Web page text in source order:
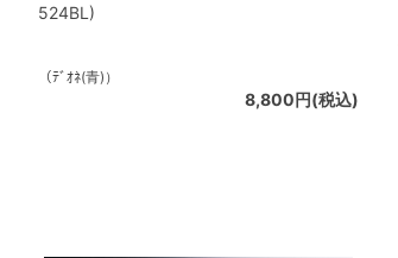
524BL)
（ﾃﾞｵﾈ(青)）
8,800円(税込)